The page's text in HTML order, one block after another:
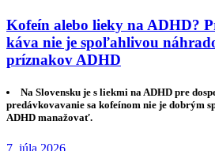
Kofeín alebo lieky na ADHD?
káva nie je spoľahlivou
príznakov ADHD
Na Slovensku je s liekmi na ADHD pre
predávkovavanie sa kofeínom nie je dobrým
ADHD manažovať.
7. júla 2026